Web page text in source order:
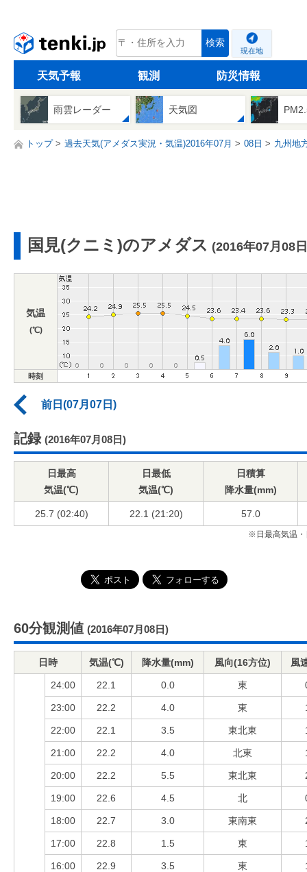
tenki.jp 検索
現在地
天気予報 観測 防災情報
雨雲レーダー 天気図
トップ 過去天気(アメダス実況・気温)2016年07月 08日 九州地
国見(クニミ)のアメダス (2016年07月08
気温
(℃)
時刻
前日(07月07日)
記録 (2016年07月08日)
日最高
気温(℃)
日最低
気温(℃)
日積算
降水量(mm)
25.7 (02:40) 22.1 (21:20) 57.0
※日最高気温・
60分観測値 (2016年07月08日)
日時 気温(℃) 降水量(mm) 風向(16方位) 風
24:00 22.1 0.0 東
23:00 22.2 4.0 東
22:00 22.1 3.5 東北東
21:00 22.2 4.0 北東
20:00 22.2 5.5 東北東
19:00 22.6 4.5 北
18:00 22.7 3.0 東南東
17:00 22.8 1.5 東
16:00 22.9 3.5 東